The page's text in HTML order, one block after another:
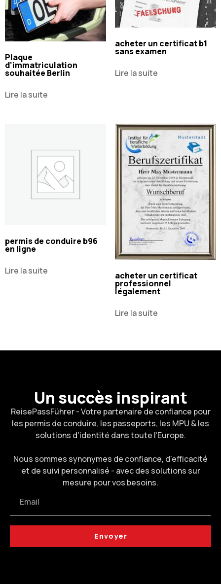
Plaque
d'immatriculation
souhaitée Berlin
Lire la suite
acheter un certificat b1
sans examen
Lire la suite
permis de conduire b96
en ligne
Lire la suite
acheter un certificat
professionnel
légalement
Lire la suite
Un succès inspirant
ReisePassFührer - Votre partenaire de confiance pour
les permis de conduire, les passeports, les MPU & les
solutions d'identité dans toute l'Europe.
Nous sommes synonymes de confiance, d'efficacité
et de suivi personnalisé - avec des solutions sur
mesure pour vos besoins.
Envoyer